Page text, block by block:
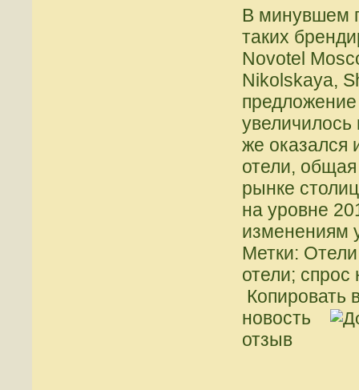
В минувшем
таких
Novotel
Nikolskaya,
увеличилось
же оказался
отели,
рынке
на уровне
изменениям
Метки:
отели; спрос
Копировать
новость
отзыв